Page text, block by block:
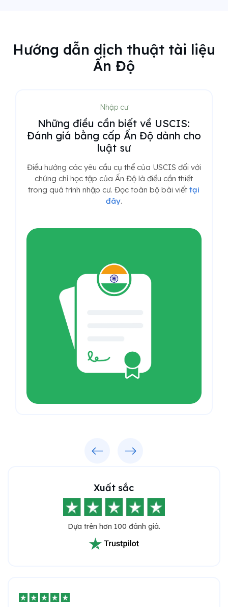
Hướng dẫn dịch thuật tài liệu
Ấn Độ
Nhập cư
Những điều cần biết về USCIS:
Đánh giá bằng cấp Ấn Độ dành cho
luật sư
Điều hướng các yêu cầu cụ thể của USCIS đối với
chứng chỉ học tập của Ấn Độ là điều cần thiết
trong quá trình nhập cư. Đọc toàn bộ bài viết tại
đây.
Xuất sắc
Dựa trên hơn 100 đánh giá.